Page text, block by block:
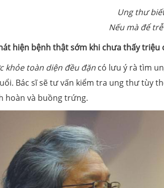
Ung thư
Nếu mà để
hiện bệnh thật sớm khi chưa thấy triệu
khỏe toàn diện đều đặn có lưu ý rà tìm
Bác sĩ sẽ tư vấn kiểm tra ung thư tùy
hoàn và buồng trứng.